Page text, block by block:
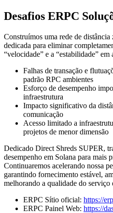
Desafios ERPC
Construímos uma rede de distância
dedicada para eliminar
“velocidade” e a “estabilidade”
Falhas de transação e
padrão RPC ambientes
Esforço de desempenho
infraestrutura
Impacto significativo da
comunicação
Acesso limitado a
projetos de menor dimensão
Dedicado Direct Shreds SUPER,
desempenho em Solana para mais
Continuaremos acelerando nossa
garantindo fornecimento estável,
melhorando a qualidade do serviço
ERPC Sítio oficial: https://
ERPC Painel Web: https://